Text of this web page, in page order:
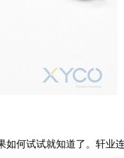
何试试就知道了。轩业